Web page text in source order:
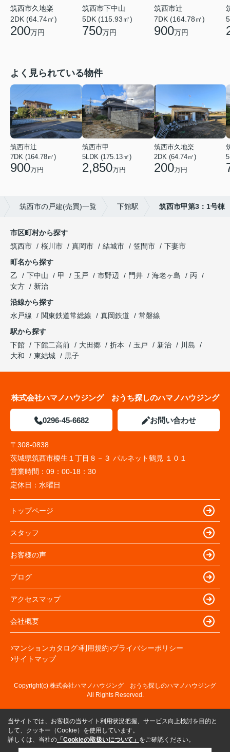
筑西市久地楽
2DK (64.74㎡)
200万円
筑西市下中山
5DK (115.93㎡)
750万円
筑西市辻
7DK (164.78㎡)
900万円
よく見られている物件
筑西市辻
7DK (164.78㎡)
900万円
筑西市甲
5LDK (175.13㎡)
2,850万円
筑西市久地楽
2DK (64.74㎡)
200万円
筑西市の戸建(売買)一覧 下館駅 筑西市甲第3：1号棟
市区町村から探す
筑西市
桜川市 真岡市 結城市 笠間市
下妻市
町名から探す
乙
下中山 甲 玉戸 市野辺 門井 海老ヶ島
丙
女方
新治
沿線から探す
水戸線
関東鉄道常総線 真岡鉄道
常磐線
駅から探す
下館
下館二高前 大田郷 折本 玉戸 新治
川島
大和
東結城 黒子
株式会社ハマノハウジング おうち探しのハマノハウジング
0296-45-6682 お問い合わせ
〒308-0838
茨城県筑西市榎生１丁目８－３ パルネット鶴見 １０１
営業時間： 09：00-18：30
定休日： 水曜日
トップページ
スタッフ
お客様の声
ブログ
アクセスマップ
会社概要
マンションカタログ 利用規約 プライバシーポリシー
サイトマップ
Copyright(c) 株式会社ハマノハウジング おうち探しのハマノハウジング
All Rights Reserved.
当サイトでは、お客様の当サイト利用状況把握、サービス向上検討を目的と
して、クッキー（Cookie）を使用しています。
詳しくは、当社の 「Cookieの取扱いについて」 をご確認ください。